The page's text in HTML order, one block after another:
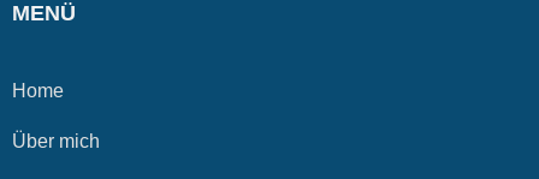
MENÜ
Home
Über mich